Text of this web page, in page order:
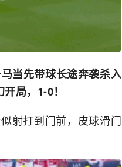
当先带球长途奔袭杀入
局，1-0！
射打到门前，皮球滑门